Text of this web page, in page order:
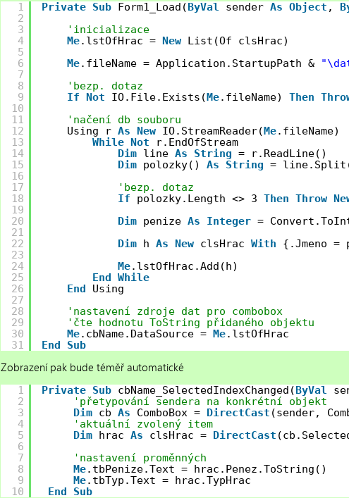
1
2
3
4
5
6
7
8
9
10
11
12
13
14
15
16
17
18
19
20
21
22
23
24
25
26
27
28
29
30
31
Private Sub Form1_Load(ByVal sender As Object ,
'inicializace
Me.lstOfHrac = New
List(Of clsHrac)
Me.fileName = Application.StartupPath &
'bezp. dotaz
If Not IO.File.Exists(Me.fileName) Then
'načení db souboru
Using r As New IO.StreamReader(Me.fileName)
While Not
r.EndOfStream
Dim
line As String = r.ReadLine()
Dim
polozky() As String =
'bezp. dotaz
If
polozky.Length <> 3 Then Throw
Dim
penize As Integer =
Dim
h As New clsHrac With
{.Jmeno =
Me.lstOfHrac.Add(h)
End While
End
Using
'nastavení zdroje dat pro combobox
'čte hodnotu ToString přidaného objektu
Me.cbName.DataSource = Me.lstOfHrac
End
Sub
Zobrazení pak bude téměř automatické
1
2
3
4
5
6
7
8
9
10
Private Sub cbName_SelectedIndexChanged(ByVal
'přetypování sendera na konkrétní objekt
Dim
cb As ComboBox = DirectCast (sender,
'aktuální zvolený item
Dim
hrac As clsHrac = DirectCast
'nastavení proměnných
Me.tbPenize.Text = hrac.Penez.ToString()
Me.tbTyp.Text = hrac.TypHrac
End
Sub